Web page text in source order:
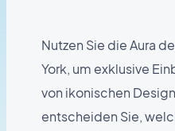
Nutzen Sie die Aura
York, um exklusive
von ikonischen
entscheiden Sie,